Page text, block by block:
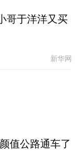
哥于洋洋又买
新华网
值公路通车了